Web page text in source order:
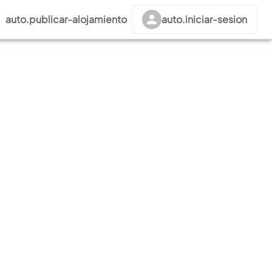
auto.publicar-alojamiento auto.iniciar-sesion